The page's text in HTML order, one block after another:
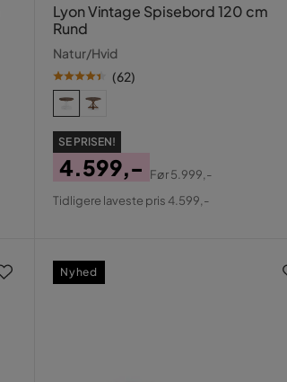
Lyon Vintage Spisebord 120 cm
Rund
Natur/Hvid
(62)
SE PRISEN!
Pris
4.599,-
Original
Før5.999,-
Tidligere laveste pris 4.599,-
Nyhed